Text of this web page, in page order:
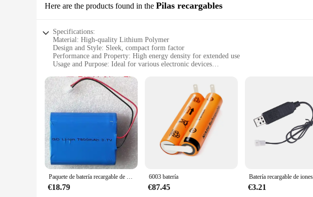
Here are the products found in the Pilas recargables
Specifications:
Material: High-quality Lithium Polymer
Design and Style: Sleek, compact form factor
Performance and Property: High energy density for extended use
Usage and Purpose: Ideal for various electronic devices
Shape or Size or Weight or Quantity: TP4056 battery with a capacity of 3.7V, 500mAh
Features:
**Robust and Reliable Power**
The batería 3 7 TP4056 is a premium choice for those seeking a reliable and durable
design that withstands the rigors of daily use. Its compact form factor makes it an ideal
that your devices remain powered for longer periods, minimizing the need for frequent
**Versatile and User-Friendly**
The batería 3 7 TP4056 is not just a power source; it's a versatile solution for a range of
your needs. Its compatibility with various electronic devices makes it a go-to choice for
unmatched, ensuring that your devices function optimally without the worry of power
**Ease of Use and Accessibility**
Paquete de batería recargable de iones de litio, 3,7 V, 7800Mah, 18650, 18650-3P
€18.79
6003 batería
€87.45 €3.21